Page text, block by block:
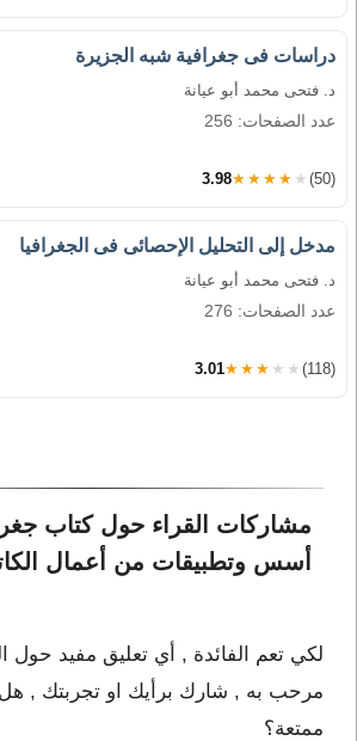
دراسات فى جغرافية شبه الجزيرة
د. فتحى محمد أبو عيانة
عدد الصفحات: 256
3.98★★★★★ (50)
مدخل إلى التحليل الإحصائى فى الجغرافيا
د. فتحى محمد أبو عيانة
عدد الصفحات: 276
3.01★★★★★ (118)
مشاركات القراء حول كتاب
أسس وتطبيقات من أعمال
لكي تعم الفائدة , أي تعليق مفيد حول
مرحب به , شارك برأيك او تجربتك , هل
ممتعة؟